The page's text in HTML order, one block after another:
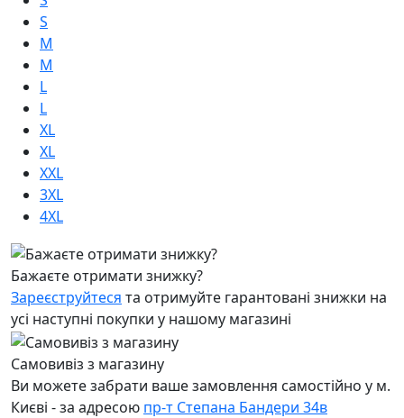
S
M
M
L
L
XL
XL
XXL
3XL
4XL
Бажаєте отримати знижку?
Зареєструйтеся та отримуйте гарантовані знижки на
усі наступні покупки у нашому магазині
Самовивіз з магазину
Ви можете забрати ваше замовлення самостійно у м.
Києві - за адресою пр-т Степана Бандери 34в